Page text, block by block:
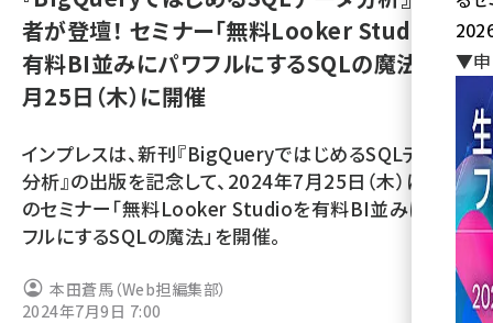
seo (3524)
ai (2804)
note (2312)
セミナー (2306)
meo (1275)
者が登壇！ セミナー「無料Looker Studioを
有料BI並みにパワフルにするSQLの魔法」を7
月25日（木）に開催
インプレスは、新刊『BigQueryではじめるSQLデータ
分析』の出版を記念して、2024年7月25日（木）に無料
のセミナー「無料Looker Studioを有料BI並みにパワ
フルにするSQLの魔法」を開催。
本田蒼馬（Web担編集部）
2024年7月9日 7:00
▼申